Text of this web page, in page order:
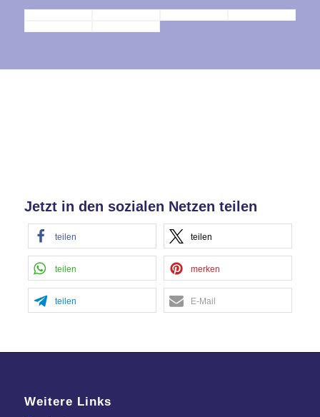
powered byUsercentrics Consent
Jetzt in den sozialen Netzen teilen
teilen teilen
teilen merken
teilen E-Mail
Weitere Links